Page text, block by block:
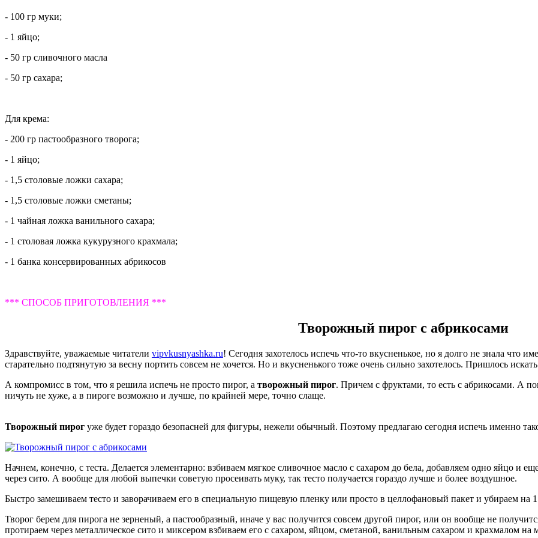
- 100 гр муки;
- 1 яйцо;
- 50 гр сливочного масла
- 50 гр сахара;
Для крема:
- 200 гр пастообразного творога;
- 1 яйцо;
- 1,5 столовые ложки сахара;
- 1,5 столовые ложки сметаны;
- 1 чайная ложка ванильного сахара;
- 1 столовая ложка кукурузного крахмала;
- 1 банка консервированных абрикосов
*** СПОСОБ ПРИГОТОВЛЕНИЯ ***
Творожный пирог с абрикосами
Здравствуйте, уважаемые читатели vipvkusnyashka.ru! Сегодня захотелось испечь что-то вкусненькое, но я долго не знала что
старательно подтянутую за весну портить совсем не хочется. Но и вкусненького тоже очень сильно захотелось. Пришлось
А компромисс в том, что я решила испечь не просто пирог, а творожный пирог. Причем с фруктами, то есть с абрикосами. А
ничуть не хуже, а в пироге возможно и лучше, по крайней мере, точно слаще.
Творожный пирог уже будет гораздо безопасней для фигуры, нежели обычный. Поэтому предлагаю сегодня испечь именно
Начнем, конечно, с теста. Делается элементарно: взбиваем мягкое сливочное масло с сахаром до бела, добавляем одно яйцо и
через сито. А вообще для любой выпечки советую просеивать муку, так тесто получается гораздо лучше и более воздушное.
Быстро замешиваем тесто и заворачиваем его в специальную пищевую пленку или просто в целлофановый пакет и убираем на
Творог берем для пирога не зерненый, а пастообразный, иначе у вас получится совсем другой пирог, или он вообще не
протираем через металлическое сито и миксером взбиваем его с сахаром, яйцом, сметаной, ванильным сахаром и крахмалом на